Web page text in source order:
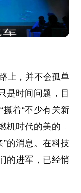
上，并不会孤单
是时间问题，目
着“不少有关新
机时代的美的，
的消息。在科技
的进军，已经悄